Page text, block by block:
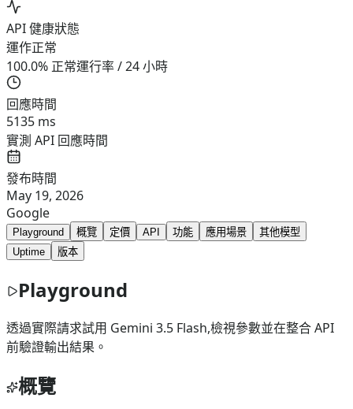
API 健康狀態
運作正常
100.0% 正常運行率 / 24 小時
回應時間
5135 ms
實測 API 回應時間
發布時間
May 19, 2026
Google
Playground 概覽 定價 API 功能 應用場景
其他模型
Uptime
版本
Playground
透過實際請求試用 Gemini 3.5 Flash,檢視參數並在整合 API
前驗證輸出結果。
概覽